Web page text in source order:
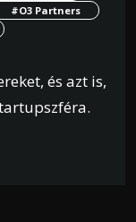
#O3 Partners
és azt is,